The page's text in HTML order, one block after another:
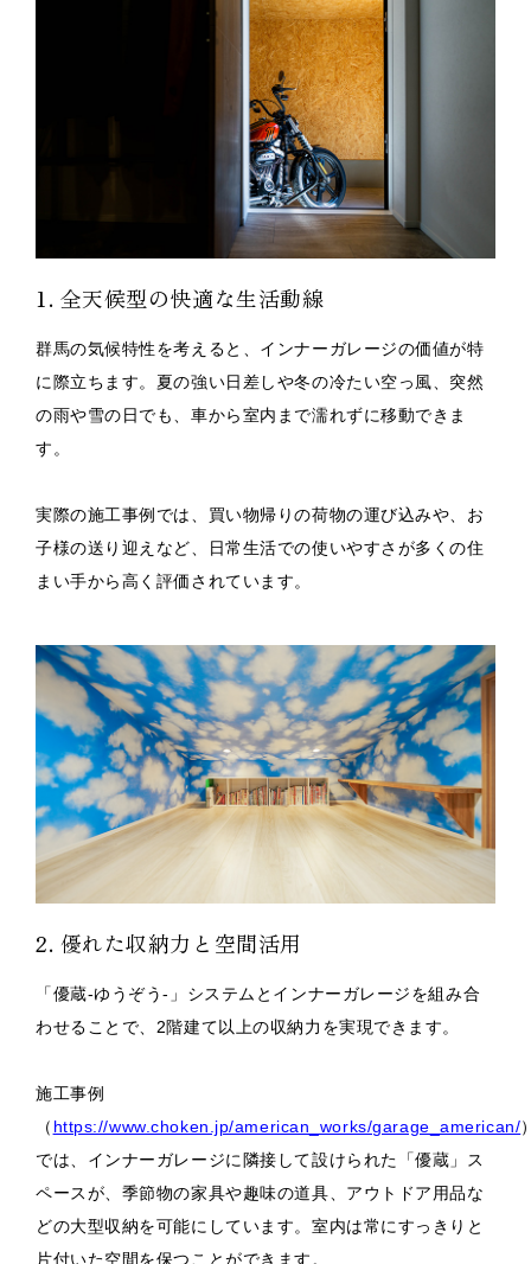
1. 全天候型の快適な生活動線
群馬の気候特性を考えると、インナーガレージの価値が特
に際立ちます。夏の強い日差しや冬の冷たい空っ風、突然
の雨や雪の日でも、車から室内まで濡れずに移動できま
す。
実際の施工事例では、買い物帰りの荷物の運び込みや、お
子様の送り迎えなど、日常生活での使いやすさが多くの住
まい手から高く評価されています。
2. 優れた収納力と空間活用
「優蔵-ゆうぞう-」システムとインナーガレージを組み合
わせることで、2階建て以上の収納力を実現できます。
施工事例
（ https://www.choken.jp/american_works/garage_american/
では、インナーガレージに隣接して設けられた「優蔵」ス
ペースが、季節物の家具や趣味の道具、アウトドア用品な
どの大型収納を可能にしています。室内は常にすっきりと
片付いた空間を保つことができます。